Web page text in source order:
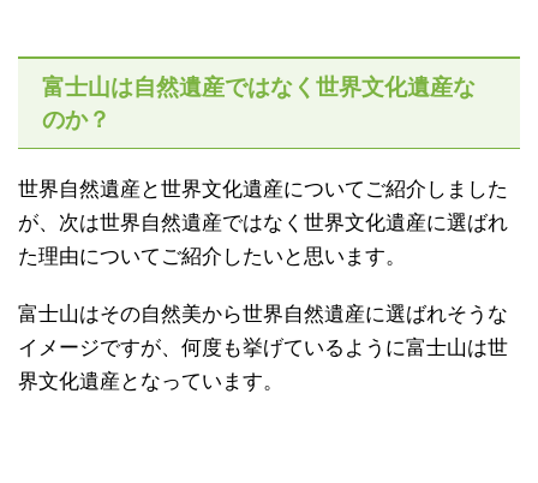
富士山は自然遺産ではなく世界文化遺産な
のか？
世界自然遺産と世界文化遺産についてご紹介しました
が、次は世界自然遺産ではなく世界文化遺産に選ばれ
た理由についてご紹介したいと思います。
富士山はその自然美から世界自然遺産に選ばれそうな
イメージですが、何度も挙げているように富士山は世
界文化遺産となっています。